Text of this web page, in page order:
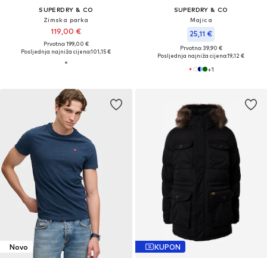
SUPERDRY & CO
Zimska parka
119,00 €
Prvotno: 199,00 €
Posljednja najniža cijena:101,15 €
SUPERDRY & CO
Majica
25,11 €
Prvotno: 39,90 €
Posljednja najniža cijena:19,12 €
+1
Novo KUPON